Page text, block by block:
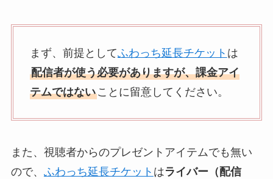
まず、前提としてふわっち延長チケット は
配信者が使う必要がありますが、課金アイ
テムではないことに留意してください。
また、視聴者からのプレゼントアイテムでも無い
ので、 ふわっち延長チケット はライバー（配信